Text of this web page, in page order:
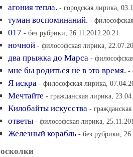
агония тепла. - городская лирика,
туман воспоминаний. -
017 - без рубрики, 26.11.2012 20:21
ночной - философская лирика,
два прыжка до Марса -
мне бы родиться не в это время. -
Я искра - философская лирика,
Мечтайте - гражданская лирика,
Килобайты искусства -
ответы - философская лирика,
Железный корабль - без рубрики,
осколки